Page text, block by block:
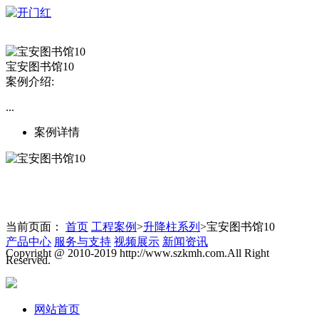
宝安图书馆10
案例介绍:
...
案例详情
当前页面： 首页 工程案例>升降柱系列 >宝安图书馆10
产品中心 服务与支持 视频展示 新闻资讯
Copyright @ 2010-2019 http://www.szkmh.com.All Right
Reserved.
网站首页